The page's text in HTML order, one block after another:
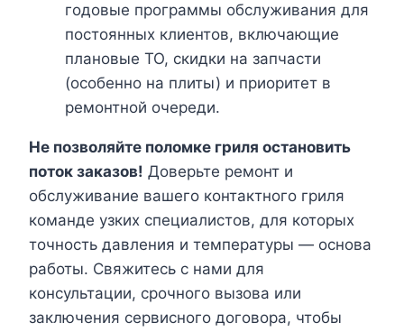
годовые программы обслуживания для
постоянных клиентов, включающие
плановые ТО, скидки на запчасти
(особенно на плиты) и приоритет в
ремонтной очереди.
Не позволяйте поломке гриля остановить
поток заказов! Доверьте ремонт и
обслуживание вашего контактного гриля
команде узких специалистов, для которых
точность давления и температуры — основа
работы. Свяжитесь с нами для
консультации, срочного вызова или
заключения сервисного договора, чтобы